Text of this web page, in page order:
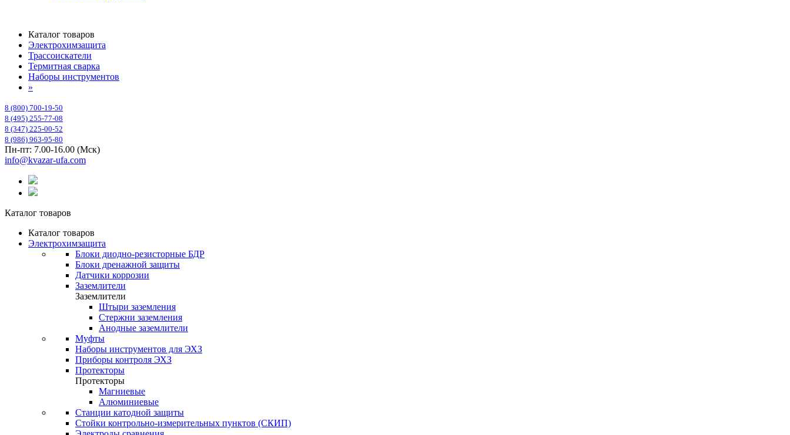
Каталог товаров
Электрохимзащита
Трассоискатели
Термитная сварка
Наборы инструментов
»
8 (800) 700-19-50
8 (495) 255-77-08
8 (347) 225-00-52
8 (986) 963-95-80
Пн-пт: 7.00-16.00 (Мск)
info@kvazar-ufa.com
Каталог товаров
Каталог товаров
Электрохимзащита
Блоки диодно-резисторные БДР
Блоки дренажной защиты
Датчики коррозии
Заземлители
Заземлители
Штыри заземления
Стержни заземления
Анодные заземлители
Муфты
Наборы инструментов для ЭХЗ
Приборы контроля ЭХЗ
Протекторы
Протекторы
Магниевые
Алюминиевые
Станции катодной защиты
Стойки контрольно-измерительных пунктов (СКИП)